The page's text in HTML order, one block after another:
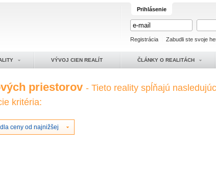
Prihlásenie
Registrácia Zabudli ste svoje
VÝVOJ CIEN REALÍT ČLÁNKY O REALITÁCH
priestorov- Tieto reality spĺňajú
kritéria:
ceny od najnižšej